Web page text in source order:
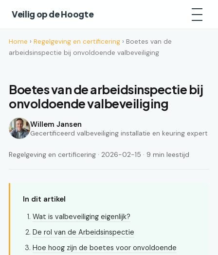
Veilig op de Hoogte
Home › Regelgeving en certificering › Boetes van de
arbeidsinspectie bij onvoldoende valbeveiliging
Boetes van de arbeidsinspectie bij
onvoldoende valbeveiliging
Willem Jansen
Gecertificeerd valbeveiliging installatie en keuring expert
Regelgeving en certificering · 2026-02-15 · 9 min leestijd
In dit artikel
Wat is valbeveiliging eigenlijk?
De rol van de Arbeidsinspectie
Hoe hoog zijn de boetes voor onvoldoende